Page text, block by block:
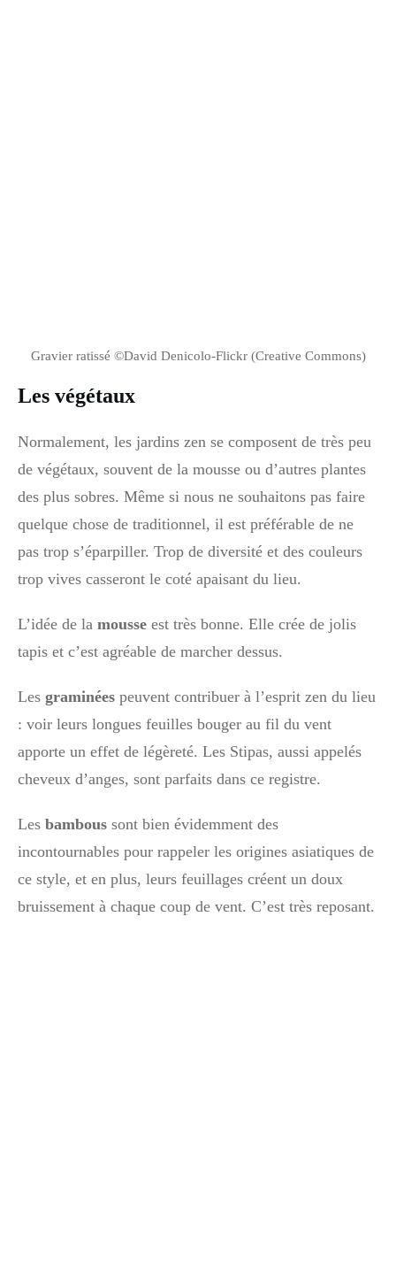
Gravier ratissé ©David Denicolo-Flickr (Creative Commons)
Les végétaux
Normalement, les jardins zen se composent de très peu
de végétaux, souvent de la mousse ou d’autres plantes
des plus sobres. Même si nous ne souhaitons pas faire
quelque chose de traditionnel, il est préférable de ne
pas trop s’éparpiller. Trop de diversité et des couleurs
trop vives casseront le coté apaisant du lieu.
L’idée de la mousse est très bonne. Elle crée de jolis
tapis et c’est agréable de marcher dessus.
Les graminées peuvent contribuer à l’esprit zen du lieu
: voir leurs longues feuilles bouger au fil du vent
apporte un effet de légèreté. Les Stipas, aussi appelés
cheveux d’anges, sont parfaits dans ce registre.
Les bambous sont bien évidemment des
incontournables pour rappeler les origines asiatiques de
ce style, et en plus, leurs feuillages créent un doux
bruissement à chaque coup de vent. C’est très reposant.